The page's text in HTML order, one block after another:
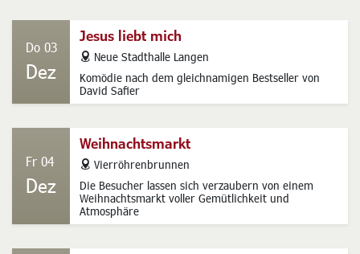
Jesus liebt mich
Komödie nach dem gleichnamigen Bestseller von
David Safier
Do 03
Dez
address
Neue Stadthalle Langen
Weihnachtsmarkt
Die Besucher lassen sich verzaubern von einem
Weihnachtsmarkt voller Gemütlichkeit und
Atmosphäre
Fr 04
Dez
address
Vierröhrenbrunnen